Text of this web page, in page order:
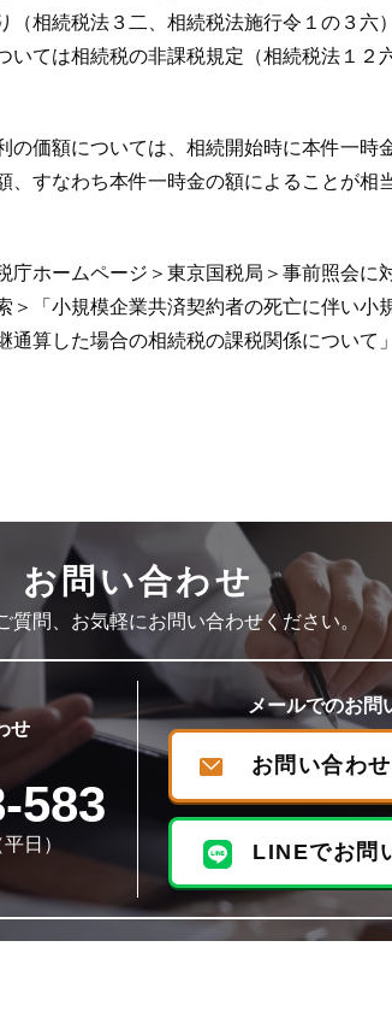
相続税法３二、相続税法施行令１の３六
ては相続税の非課税規定（相続税法１２
額については、相続開始時に本件一時
すなわち本件一時金の額によることが相当
ホームページ＞東京国税局＞事前照会に
＞「小規模企業共済契約者の死亡に伴い小
通算した場合の相続税の課税関係について
お問い合わせ
質問、お気軽にお問い合わせください。
せ
583
日）
メールでのお問
お問い合わ
LINEでお問